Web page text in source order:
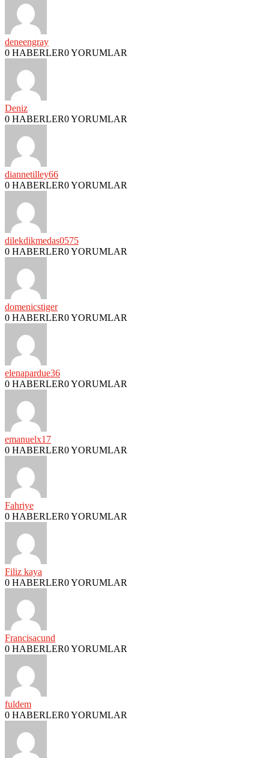
deneengray
0 HABERLER0 YORUMLAR
Deniz
0 HABERLER0 YORUMLAR
diannetilley66
0 HABERLER0 YORUMLAR
dilekdikmedas0575
0 HABERLER0 YORUMLAR
domenicstiger
0 HABERLER0 YORUMLAR
elenapardue36
0 HABERLER0 YORUMLAR
emanuelx17
0 HABERLER0 YORUMLAR
Fahriye
0 HABERLER0 YORUMLAR
Filiz kaya
0 HABERLER0 YORUMLAR
Francisacund
0 HABERLER0 YORUMLAR
fuldem
0 HABERLER0 YORUMLAR